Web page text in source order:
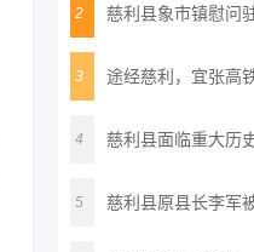
2 慈利县象市镇慰问
3 途经慈利，宜张高
4 慈利县面临重大历
5 慈利县原县长李军